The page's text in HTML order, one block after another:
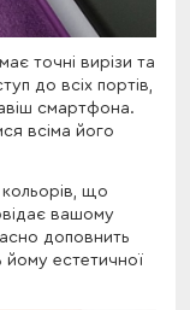
має точні вирізи та
до всіх портів,
смартфона.
всіма його
кольорів, що
вашому
доповнить
йому естетичної